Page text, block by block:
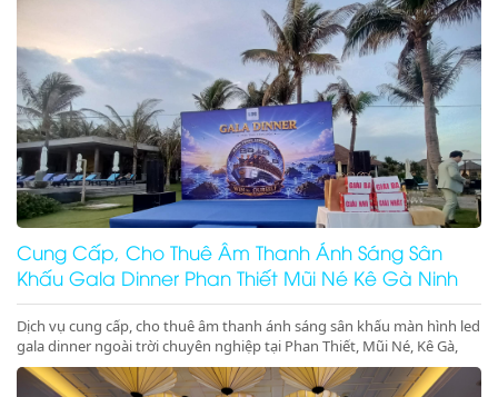
Cung Cấp, Cho Thuê Âm Thanh Ánh Sáng Sân
Khấu Gala Dinner Phan Thiết Mũi Né Kê Gà Ninh
Thuận Giá Rẻ Uy Tín
Dịch vụ cung cấp, cho thuê âm thanh ánh sáng sân khấu màn hình led
gala dinner ngoài trời chuyên nghiệp tại Phan Thiết, Mũi Né, Kê Gà,
Ninh Thuận, Ninh Chữ, Vĩnh Hy. Hệ thống hiện đại, setup trọn gói, gọi
ngay nhận ưu đãi lớn!